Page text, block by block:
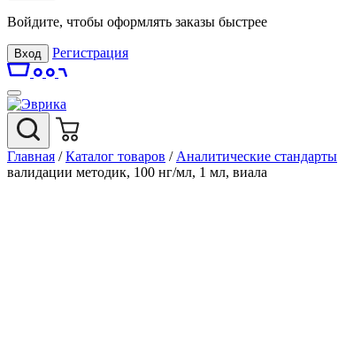
Войдите, чтобы оформлять заказы быстрее
Вход Регистрация
Главная / Каталог товаров / Аналитические стандарты
валидации методик, 100 нг/мл, 1 мл, виала